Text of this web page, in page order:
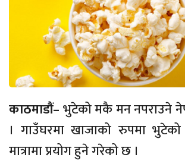
काठमाडौं–भुटेको मकै मन नपराउने
। गाउँघरमा खाजाको रुपमा
मात्रामा प्रयोग हुने गरेको छ ।